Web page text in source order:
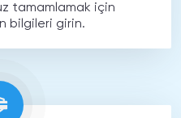
tamamlamak için
bilgileri girin.